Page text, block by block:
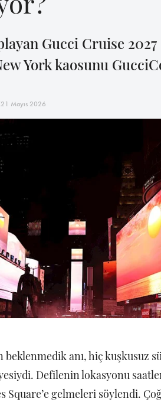
Gucci Cruise
York kaosunu
21 Mayıs 2026
beklenmedik anı, hiç kuşkusuz
Defilenin lokasyonu
Square’e gelmeleri söylendi.